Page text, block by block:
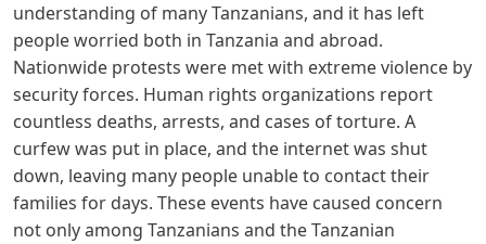
understanding of many Tanzanians, and it has left
people worried both in Tanzania and abroad.
Nationwide protests were met with extreme violence by
security forces. Human rights organizations report
countless deaths, arrests, and cases of torture. A
curfew was put in place, and the internet was shut
down, leaving many people unable to contact their
families for days. These events have caused concern
not only among Tanzanians and the Tanzanian